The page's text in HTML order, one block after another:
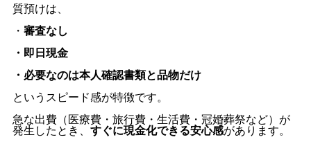
質預けは、
・ 審査なし
・即日現金
・必要なのは本人確認書類と品物だけ
というスピード感が特徴です。
急な出費（医療費・旅行費・生活費・冠婚葬祭など）が
発生したとき、 すぐに現金化できる安心感があります。